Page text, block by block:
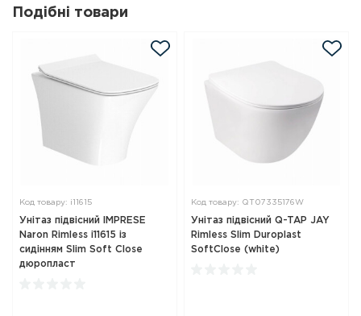
Подібні товари
Код товару: i11615
Унітаз підвісний IMPRESE
Naron Rimless i11615 із
сидінням Slim Soft Close
дюропласт
Код товару: QT07335176W
Унітаз підвісний Q-TAP JAY
Rimless Slim Duroplast
SoftClose (white)